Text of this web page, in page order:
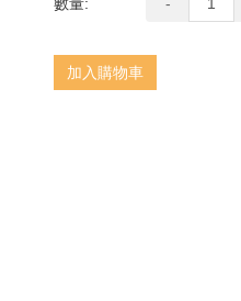
加入購物車